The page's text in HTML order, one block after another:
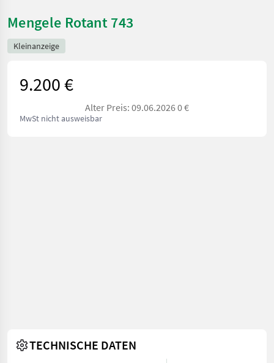
Mengele Rotant 743
Kleinanzeige
9.200 €
Alter Preis: 09.06.2026 0 €
MwSt nicht ausweisbar
TECHNISCHE DATEN